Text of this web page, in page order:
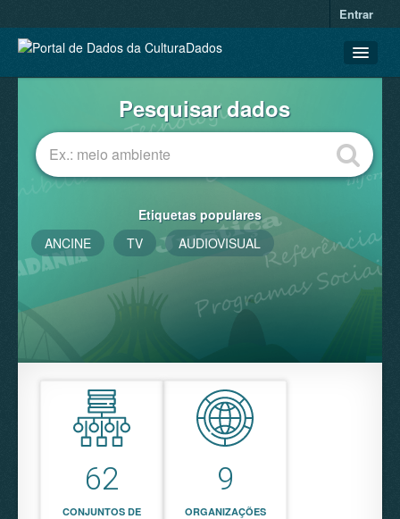
Entrar
ORGANIZAÇÕES
GRUPOS
SOBRE
Pesquisar dados
Etiquetas populares
ANCINE
TV AUDIOVISUAL
62
CONJUNTOS DE
9
ORGANIZAÇÕES